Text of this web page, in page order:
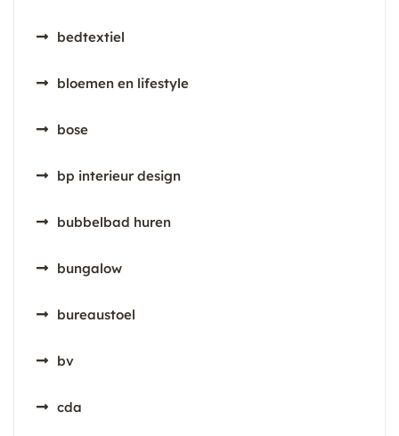
bedtextiel
bloemen en lifestyle
bose
bp interieur design
bubbelbad huren
bungalow
bureaustoel
bv
cda